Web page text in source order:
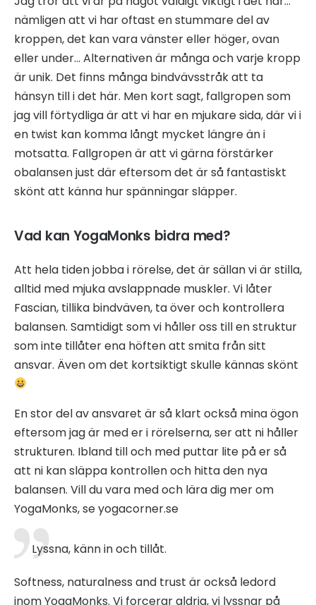
nämligen att vi har oftast en stummare del av
kroppen, det kan vara vänster eller höger, ovan
eller under… Alternativen är många och varje kropp
är unik. Det finns många bindvävsstråk att ta
hänsyn till i det här. Men kort sagt, fallgropen som
jag vill förtydliga är att vi har en mjukare sida, där vi i
en twist kan komma långt mycket längre än i
motsatta. Fallgropen är att vi gärna förstärker
obalansen just där eftersom det är så fantastiskt
skönt att känna hur spänningar släpper.
Vad kan YogaMonks bidra med?
Att hela tiden jobba i rörelse, det är sällan vi är stilla,
alltid med mjuka avslappnade muskler. Vi låter
Fascian, tillika bindväven, ta över och kontrollera
balansen. Samtidigt som vi håller oss till en struktur
som inte tillåter ena höften att smita från sitt
ansvar. Även om det kortsiktigt skulle kännas skönt
En stor del av ansvaret är så klart också mina ögon
eftersom jag är med er i rörelserna, ser att ni håller
strukturen. Ibland till och med puttar lite på er så
att ni kan släppa kontrollen och hitta den nya
balansen. Vill du vara med och lära dig mer om
YogaMonks, se yogacorner.se
Lyssna, känn in och tillåt.
Softness, naturalness and trust är också ledord
inom YogaMonks. Vi forcerar aldrig, vi lyssnar på